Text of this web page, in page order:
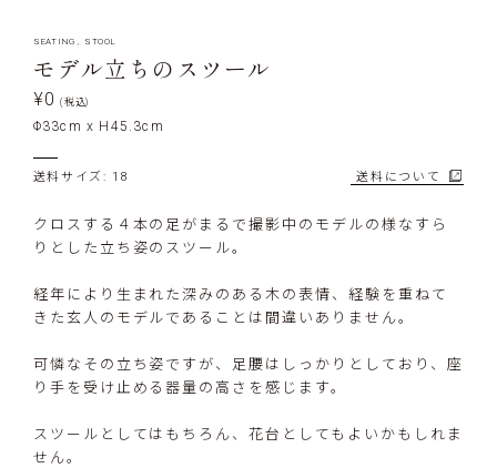
SEATING , STOOL
モデル立ちのスツール
¥0 (税込)
Φ33cm x H45.3cm
送料サイズ: 18 送料について
クロスする４本の足がまるで撮影中のモデルの様なすら
りとした立ち姿のスツール。
経年により生まれた深みのある木の表情、経験を重ねて
きた玄人のモデルであることは間違いありません。
可憐なその立ち姿ですが、足腰はしっかりとしており、座
り手を受け止める器量の高さを感じます。
スツールとしてはもちろん、花台としてもよいかもしれま
せん。